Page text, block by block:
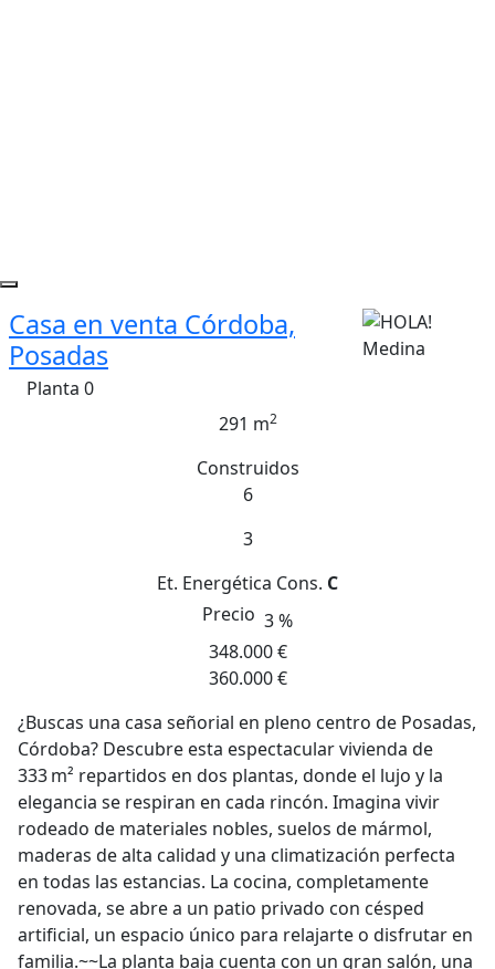
Casa en venta Córdoba,
Posadas
Planta 0
291 m2
Construidos
6
3
Et. Energética Cons. C
Precio 3 %
348.000 €
360.000 €
¿Buscas una casa señorial en pleno centro de Posadas,
Córdoba? Descubre esta espectacular vivienda de
333 m² repartidos en dos plantas, donde el lujo y la
elegancia se respiran en cada rincón. Imagina vivir
rodeado de materiales nobles, suelos de mármol,
maderas de alta calidad y una climatización perfecta
en todas las estancias. La cocina, completamente
renovada, se abre a un patio privado con césped
artificial, un espacio único para relajarte o disfrutar en
familia.~~La planta baja cuenta con un gran salón, una